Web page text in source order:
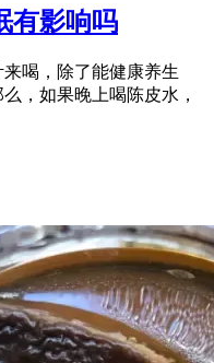
有影响吗
喝，除了能健康养生
，如果晚上喝陈皮水，